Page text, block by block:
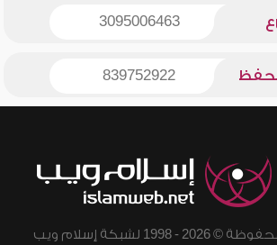
3095006463
839752922
لشبكة إسلام ويب